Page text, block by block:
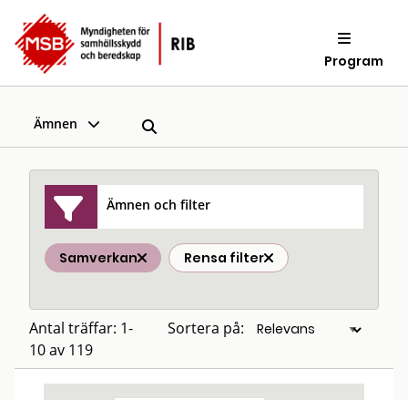
Program
Ämnen
Ämnen och filter
Samverkan Rensa filter
Antal träffar: 1-
10 av 119
Sortera på: